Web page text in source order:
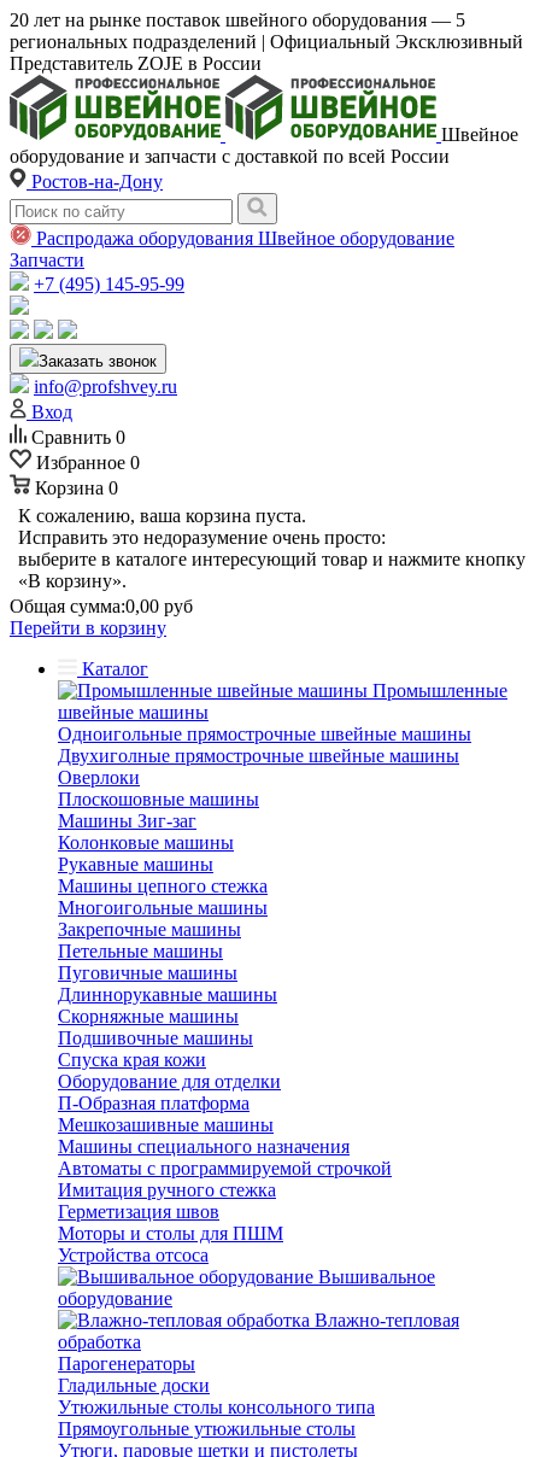
20 лет на рынке поставок швейного оборудования — 5
региональных подразделений | Официальный Эксклюзивный
Представитель ZOJE в России
Швейное
оборудование и запчасти с доставкой по всей России
Ростов-на-Дону
Распродажа оборудования Швейное оборудование
Запчасти
+7 (495) 145-95-99
Заказать звонок
info@profshvey.ru
Вход
Сравнить 0
Избранное 0
Корзина 0
К сожалению, ваша корзина пуста.
Исправить это недоразумение очень просто:
выберите в каталоге интересующий товар и нажмите кнопку
«В корзину».
Общая сумма:0,00 руб
Перейти в корзину
Каталог
Промышленные
швейные машины
Одноигольные прямострочные швейные машины
Двухиголные прямострочные швейные машины
Оверлоки
Плоскошовные машины
Машины Зиг-заг
Колонковые машины
Рукавные машины
Машины цепного стежка
Многоигольные машины
Закрепочные машины
Петельные машины
Пуговичные машины
Длиннорукавные машины
Скорняжные машины
Подшивочные машины
Спуска края кожи
Оборудование для отделки
П-Образная платформа
Мешкозашивные машины
Машины специального назначения
Автоматы с программируемой строчкой
Имитация ручного стежка
Герметизация швов
Моторы и столы для ПШМ
Устройства отсоса
Вышивальное
оборудование
Влажно-тепловая
обработка
Парогенераторы
Гладильные доски
Утюжильные столы консольного типа
Прямоугольные утюжильные столы
Утюги, паровые щетки и пистолеты